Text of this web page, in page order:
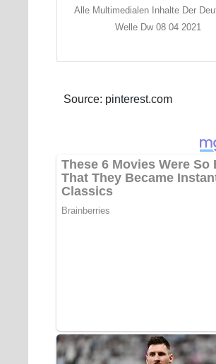
Alle Multimedialen Inhalte Der
Welle Dw 08 04 2021
Source: pinterest.com